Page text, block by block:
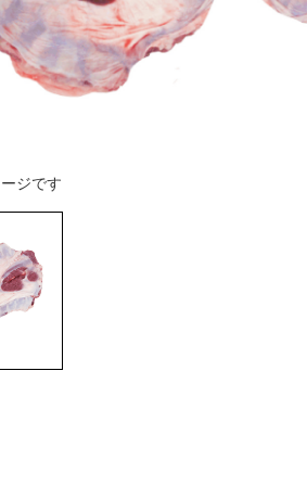
ジです